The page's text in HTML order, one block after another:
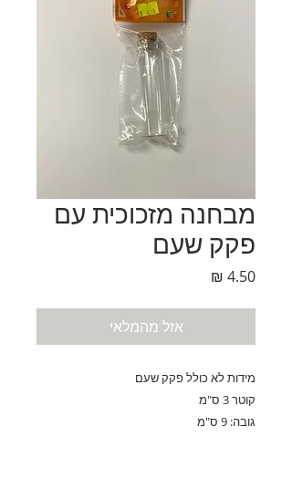
מבחנה מזכוכית עם
פקק שעם
אזל מהמלאי
מידות לא כולל פקק שעם
קוטר 3 ס"מ
גובה: 9 ס"מ